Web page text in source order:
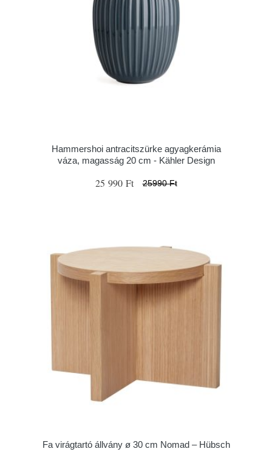
Hammershoi antracitszürke agyagkerámia
váza, magasság 20 cm - Kähler Design
25 990 Ft 25990 Ft
Fa virágtartó állvány ø 30 cm Nomad – Hübsch